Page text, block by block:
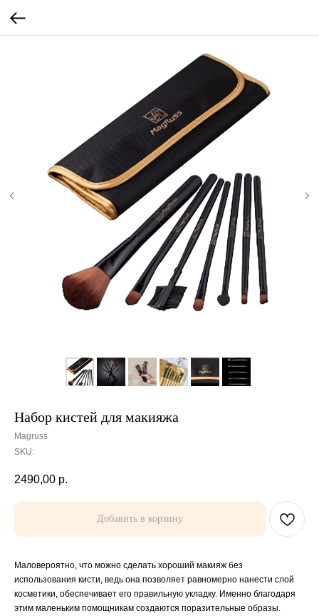
Набор кистей для макияжа
Magruss
SKU:
2490,00 р.
Добавить в корзину
Маловероятно, что можно сделать хороший макияж без
использования кисти, ведь она позволяет равномерно нанести слой
косметики, обеспечивает его правильную укладку. Именно благодаря
этим маленьким помощникам создаются поразительные образы.